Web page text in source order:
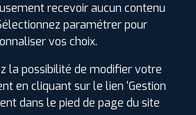
recevoir aucun contenu
paramétrer pour
vos choix.
la possibilité de modifier votre
en cliquant sur le lien 'Gestion
dans le pied de page du site